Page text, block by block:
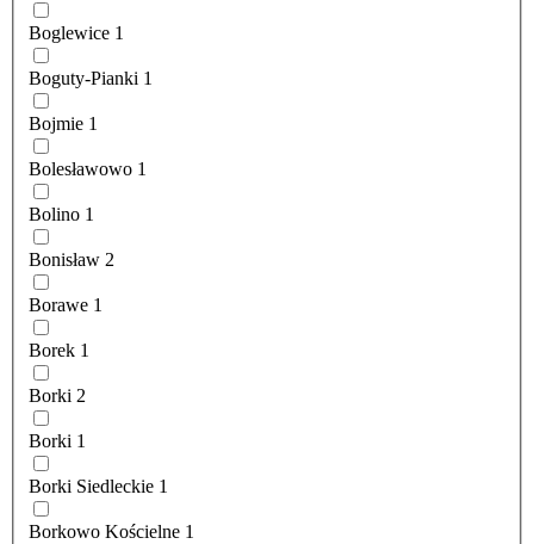
Boglewice 1
Boguty-Pianki 1
Bojmie 1
Bolesławowo 1
Bolino 1
Bonisław 2
Borawe 1
Borek 1
Borki 2
Borki 1
Borki Siedleckie 1
Borkowo Kościelne 1